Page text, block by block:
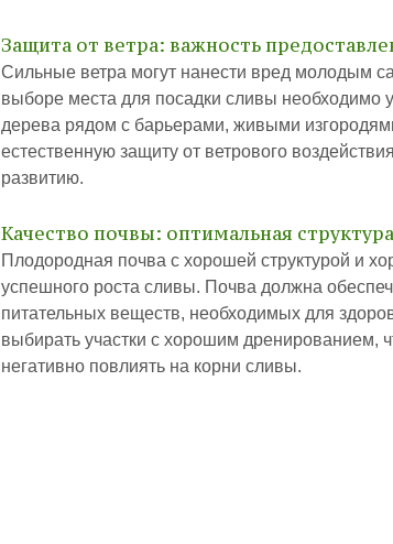
Защита от ветра: важность
Сильные ветра могут нанести вред молодым
выборе места для посадки сливы необходимо
дерева рядом с барьерами, живыми
естественную защиту от ветрового
развитию.
Качество почвы: оптимальная
Плодородная почва с хорошей структурой и
успешного роста сливы. Почва должна
питательных веществ, необходимых для
выбирать участки с хорошим дренированием,
негативно повлиять на корни сливы.